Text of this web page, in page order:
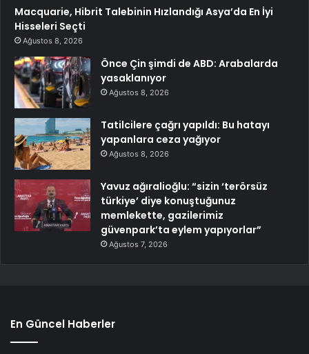
Macquarie, Hibrit Talebinin Hızlandığı Asya’da En İyi
Hisseleri Seçti
Ağustos 8, 2026
Önce Çin şimdi de ABD: Arabalarda
yasaklanıyor
Ağustos 8, 2026
Tatilcilere çağrı yapıldı: Bu hatayı
yapanlara ceza yağıyor
Ağustos 8, 2026
Yavuz ağıralioğlu: “sizin ‘terörsüz
türkiye’ diye konuştuğunuz
memlekette, gazilerimiz
güvenpark’ta eylem yapıyorlar”
Ağustos 7, 2026
En Güncel Haberler